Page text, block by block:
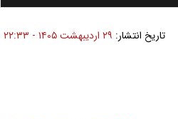
تاریخ انتشار: ۲۹ ارديبهشت ۱۴۰۵ - ۲۲:۳۳